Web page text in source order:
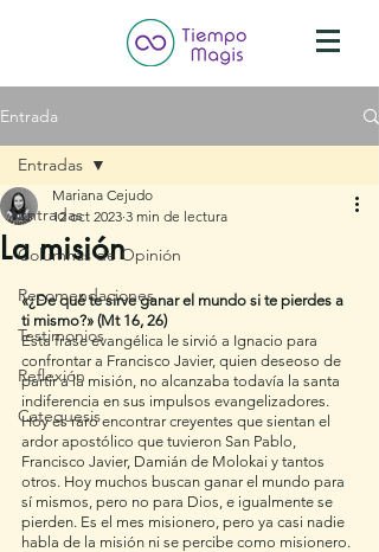
Entrada
Entradas
Columnas de Opinión
Recomendaciones
Testimonios
Reflexión
Catequesis
Entradas
La misión
Mariana Cejudo
12 oct 2023 3 min de lectura
«¿De qué te sirve ganar el mundo si te pierdes a
ti mismo?» (Mt 16, 26)
Esta frase evangélica le sirvió a Ignacio para
confrontar a Francisco Javier, quien deseoso de
partir a la misión, no alcanzaba todavía la santa
indiferencia en sus impulsos evangelizadores.
Hoy es raro encontrar creyentes que sientan el
ardor apostólico que tuvieron San Pablo,
Francisco Javier, Damián de Molokai y tantos
otros. Hoy muchos buscan ganar el mundo para
sí mismos, pero no para Dios, e igualmente se
pierden. Es el mes misionero, pero ya casi nadie
habla de la misión ni se percibe como misionero.